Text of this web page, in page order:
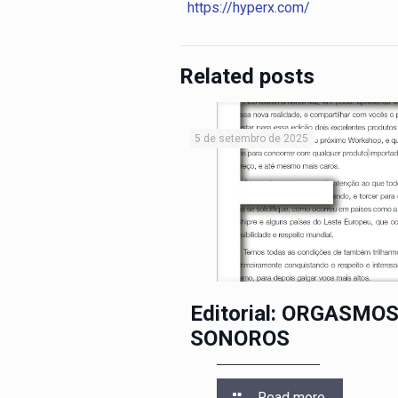
https://hyperx.com/
Related posts
5 de setembro de 2025
Editorial: ORGASMOS
SONOROS